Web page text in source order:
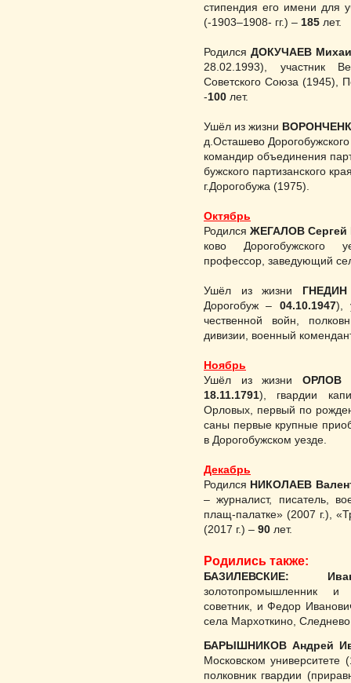
стипендия его имени для
(‑1903–1908‑ гг.) – 185 лет.
Родился ДОКУЧАЕВ
28.02.1993), участник
Советского Союза (1945),
-100 лет.
Ушёл из жизни
д.Осташево
командир объединения
бужского партизанского
г.Дорогобужа (1975).
Октябрь
Родился ЖЕГАЛОВ Сергей
ково Дорогобужского
профессор, заведующий
Ушёл из жизни
Дорогобуж – 04.10.1947),
чественной войн,
дивизии, военный
Ноябрь
Ушёл из жизниОРЛОВ
18.11.1791), гвар­дии
Орловых, пер­вый по
саны первые крупные
в Дорогобужском уезде.
Декабрь
Родился НИКОЛАЕВ
– журналист, писатель,
плащ-палатке» (2007 г.),
(2017 г.) – 90 лет.
Родились также:
БАЗИЛЕВСКИЕ:
золотопромышленник и
советник, и Федор
села Мархоткино,
БАРЫШНИКОВ Андрей
Моско­вском
полковник гва­рдии